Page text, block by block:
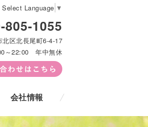
Select Language ▼
805-1055
区北長尾町6-4-17
～22:00 年中無休
会社情報